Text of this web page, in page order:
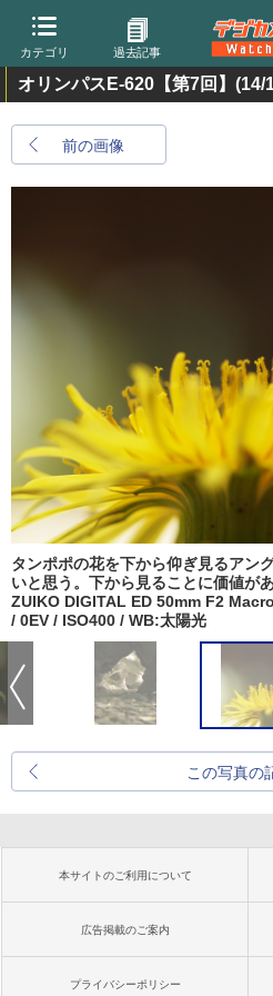
カテゴリ 過去記事
オリンパスE-620【第7回】 (14/
前の画像
タンポポの花を下から仰ぎ見るアン
いと思う。下から見ることに価値が
ZUIKO DIGITAL ED 50mm F2
/ 0EV / ISO400 / WB:太陽光
この写真の
本サイトのご利用について
広告掲載のご案内
プライバシーポリシー